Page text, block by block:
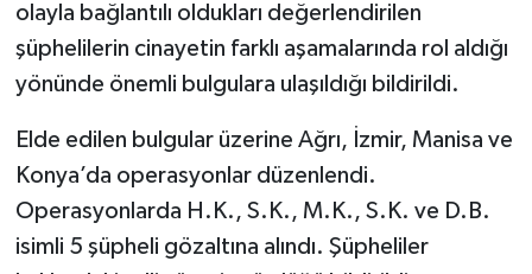
olayla bağlantılı oldukları değerlendirilen
şüphelilerin cinayetin farklı aşamalarında rol aldığı
yönünde önemli bulgulara ulaşıldığı bildirildi.
Elde edilen bulgular üzerine Ağrı, İzmir, Manisa ve
Konya’da operasyonlar düzenlendi.
Operasyonlarda H.K., S.K., M.K., S.K. ve D.B.
isimli 5 şüpheli gözaltına alındı. Şüpheliler